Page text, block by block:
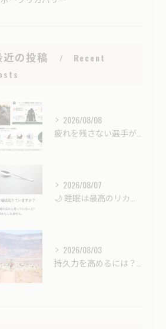
近の投稿
Recent
2026/08/08
疲れを残さない選手が最後に伸びる｜強くなるための「戦略的リカバリー」とは？
2026/08/07
🌙 睡眠は最高のリカバリー時間。
2026/08/03
持久力を高めるには？酸素カプセル（酸素ボックス）はスポーツ選手のコンディショニングに役立つ？